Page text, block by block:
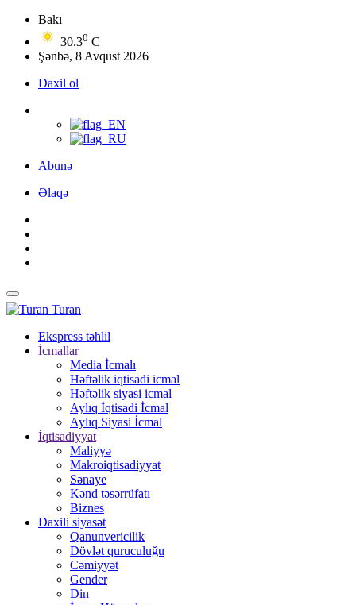
Bakı
30.30 C
Şənbə, 8 Avqust 2026
Daxil ol
Abunə
Əlaqə
Turan
Ekspress təhlil
İcmallar
Media İcmalı
Həftəlik iqtisadi icmal
Həftəlik siyasi icmal
Aylıq İqtisadi İcmal
Aylıq Siyasi İcmal
İqtisadiyyat
Maliyyə
Makroiqtisadiyyat
Sənaye
Kənd təsərrüfatı
Biznes
Daxili siyasət
Qanunvericilik
Dövlət quruculuğu
Cəmiyyət
Gender
Din